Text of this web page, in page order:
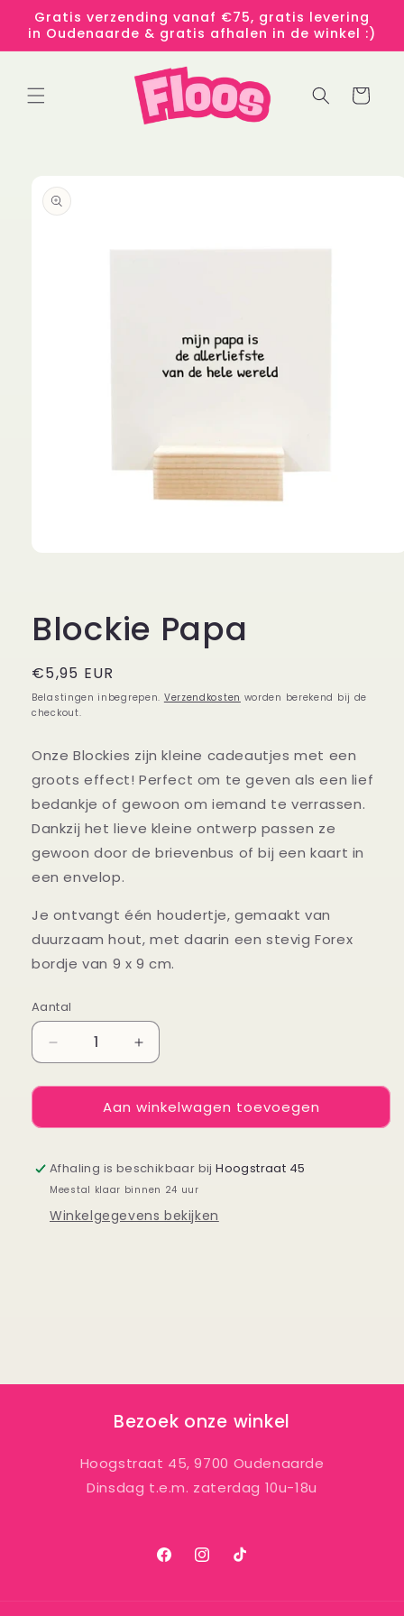
naar de
content
Gratis verzending vanaf €75, gratis levering
in Oudenaarde & gratis afhalen in de winkel :)
Winkelwagen
Blockie Papa
Normale
prijs
€5,95 EUR
Belastingen inbegrepen. Verzendkosten worden berekend bij de
checkout.
Onze Blockies zijn kleine cadeautjes met een
groots effect! Perfect om te geven als een lief
bedankje of gewoon om iemand te verrassen.
Dankzij het lieve kleine ontwerp passen ze
gewoon door de brievenbus of bij een kaart in
een envelop.
Je ontvangt één houdertje, gemaakt van
duurzaam hout, met daarin een stevig Forex
bordje van 9 x 9 cm.
Aantal
Aantal
Aantal
verlagen
voor
Blockie
Papa
Aantal
verhogen
voor
Blockie
Papa
Aan winkelwagen toevoegen
Afhaling is beschikbaar bijHoogstraat 45
Meestal klaar binnen 24 uur
Winkelgegevens bekijken
Bezoek onze winkel
Hoogstraat 45, 9700 Oudenaarde
Dinsdag t.e.m. zaterdag 10u-18u
FacebookInstagram
TikTok